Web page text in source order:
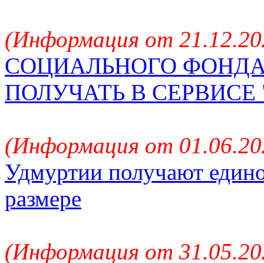
(Информация от
СОЦИАЛЬНОГО
ПОЛУЧАТЬ В
(Информация от
Удмуртии получают
размере
(Информация от